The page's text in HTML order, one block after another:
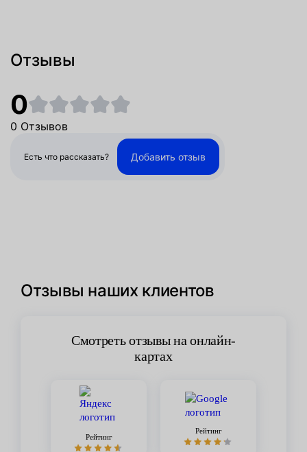
Отзывы
0
0 Отзывов
Есть что рассказать? Добавить отзыв
Отзывы наших клиентов
Смотреть отзывы на онлайн-
картах
Рейтинг
Рейтинг